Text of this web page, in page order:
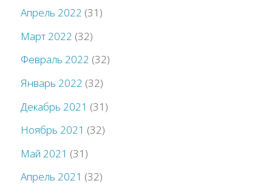
Апрель 2022 (31)
Март 2022 (32)
Февраль 2022 (32)
Январь 2022 (32)
Декабрь 2021 (31)
Ноябрь 2021 (32)
Май 2021 (31)
Апрель 2021 (32)